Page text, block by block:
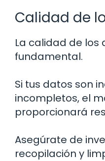
Calidad de
La calidad de los
fundamental.
Si tus datos son
incompletos, el
proporcionará
Asegúrate de
recopilación y